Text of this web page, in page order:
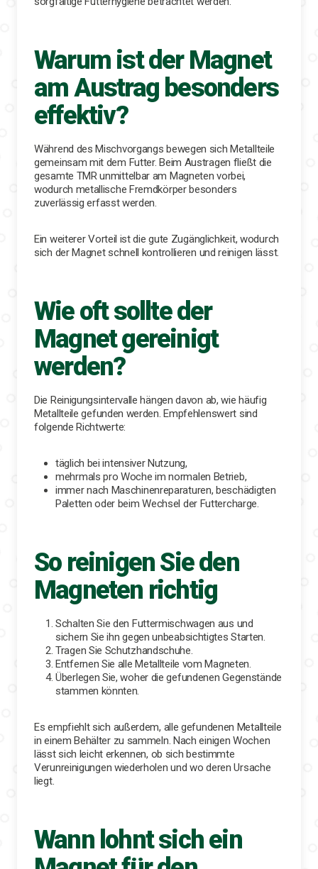
Warum ist der Magnet
am Austrag besonders
effektiv?
Während des Mischvorgangs bewegen sich Metallteile
gemeinsam mit dem Futter. Beim Austragen fließt die
gesamte TMR unmittelbar am Magneten vorbei,
wodurch metallische Fremdkörper besonders
zuverlässig erfasst werden.
Ein weiterer Vorteil ist die gute Zugänglichkeit, wodurch
sich der Magnet schnell kontrollieren und reinigen lässt.
Wie oft sollte der
Magnet gereinigt
werden?
Die Reinigungsintervalle hängen davon ab, wie häufig
Metallteile gefunden werden. Empfehlenswert sind
folgende Richtwerte:
täglich bei intensiver Nutzung,
mehrmals pro Woche im normalen Betrieb,
immer nach Maschinenreparaturen, beschädigten
Paletten oder beim Wechsel der Futtercharge.
So reinigen Sie den
Magneten richtig
Schalten Sie den Futtermischwagen aus und
sichern Sie ihn gegen unbeabsichtigtes Starten.
Tragen Sie Schutzhandschuhe.
Entfernen Sie alle Metallteile vom Magneten.
Überlegen Sie, woher die gefundenen Gegenstände
stammen könnten.
Es empfiehlt sich außerdem, alle gefundenen Metallteile
in einem Behälter zu sammeln. Nach einigen Wochen
lässt sich leicht erkennen, ob sich bestimmte
Verunreinigungen wiederholen und wo deren Ursache
liegt.
Wann lohnt sich ein